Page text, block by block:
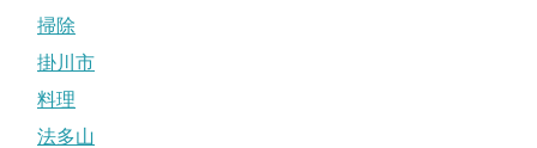
掃除
掛川市
料理
法多山